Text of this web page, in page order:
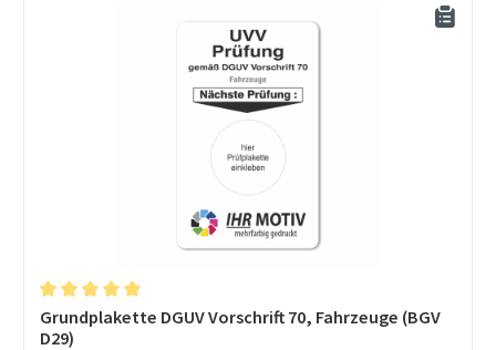
Durchschnittliche Bewertung von 5 von 5 Sternen
Grundplakette DGUV Vorschrift 70, Fahrzeuge (BGV
D29)